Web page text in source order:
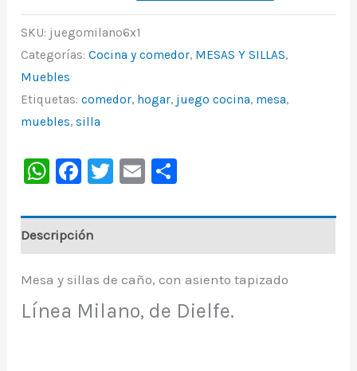
SKU: juegomilano6x1
Categorías:Cocina y comedor, MESAS Y SILLAS,
Muebles
Etiquetas:comedor, hogar, juego cocina, mesa,
muebles,silla
WhatsApp
Facebook
Twitter
Email
Descripción
Mesa y sillas de caño, con asiento tapizado
Línea Milano, de Dielfe.